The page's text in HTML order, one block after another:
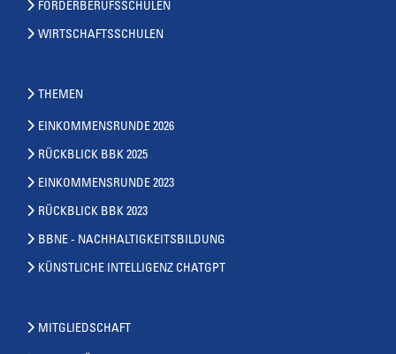
FÖRDERBERUFSSCHULEN
WIRTSCHAFTSSCHULEN
THEMEN
EINKOMMENSRUNDE 2026
RÜCKBLICK BBK 2025
EINKOMMENSRUNDE 2023
RÜCKBLICK BBK 2023
BBNE - NACHHALTIGKEITSBILDUNG
KÜNSTLICHE INTELLIGENZ CHATGPT
MITGLIEDSCHAFT